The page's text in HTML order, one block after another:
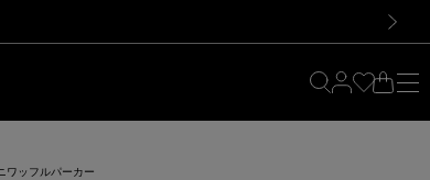
は会員登録を！
は会員登録を！
ワッフルパーカー